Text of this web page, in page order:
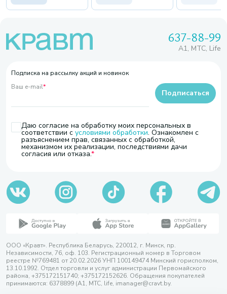
637-88-99
A1, МТС, Life
Подписка на рассылку акций и новинок
Ваш e-mail*
Даю согласие на обработку моих персональных в
соответствии с условиями обработки. Ознакомлен с
разъяснением прав, связанных с обработкой,
механизмом их реализации, последствиями дачи
согласия или отказа.
Подписаться
ООО «Кравт». Республика Беларусь, 220012, г. Минск, пр.
Независимости, 76, оф. 103. Регистрационный номер в Торговом
реестре №769481 от 20.02.2026 УНП 100149474 Минский горисполком,
13.10.1992. Отдел торговли и услуг администрации Первомайского
района, +375172151740; +375172152626. Обращения покупателей
принимаются: 6378899 (А1, МТС, life, imanager@cravt.by.